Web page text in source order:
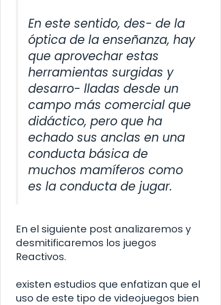
En este sentido, des- de la
óptica de la enseñanza, hay
que aprovechar estas
herramientas surgidas y
desarro- lladas desde un
campo más comercial que
didáctico, pero que ha
echado sus anclas en una
conducta básica de
muchos mamíferos como
es la conducta de jugar.
En el siguiente post analizaremos y
desmitificaremos los juegos
Reactivos.
existen estudios que enfatizan que el
uso de este tipo de videojuegos bien